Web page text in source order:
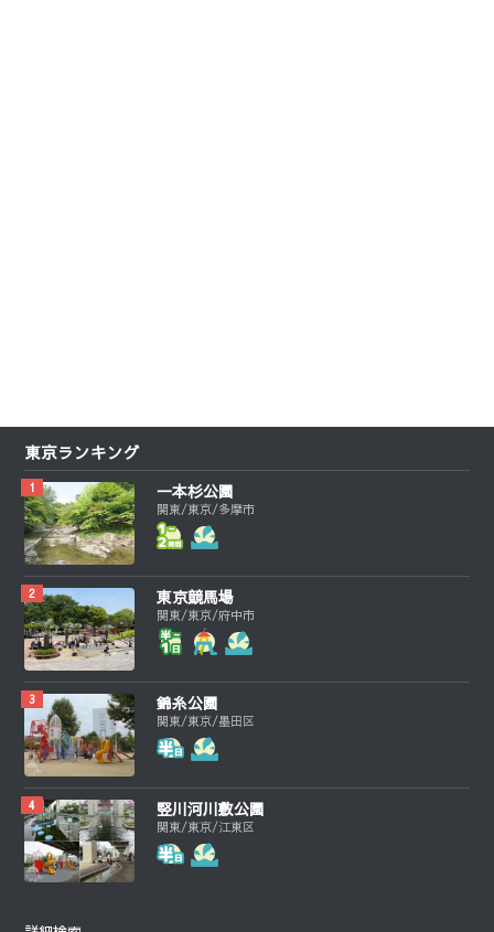
東京ランキング
一本杉公園
関東/東京/多摩市
東京競馬場
関東/東京/府中市
錦糸公園
関東/東京/墨田区
竪川河川敷公園
関東/東京/江東区